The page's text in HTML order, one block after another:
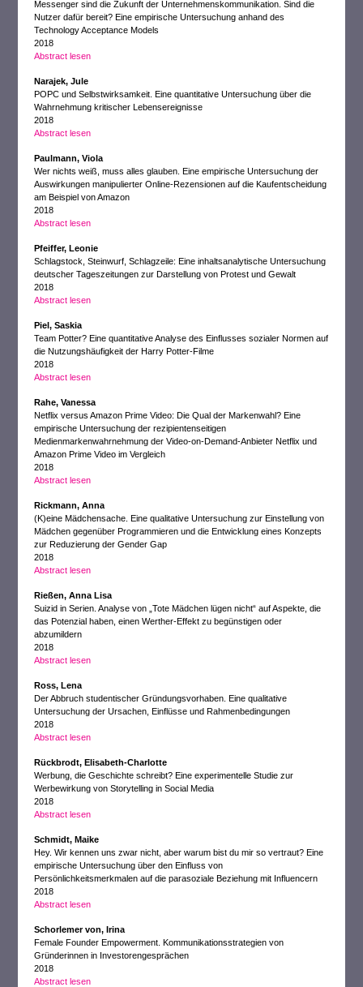
Messenger sind die Zukunft der Unternehmenskommunikation. Sind die
Nutzer dafür bereit? Eine empirische Untersuchung anhand des
Technology Acceptance Models
2018
Abstract lesen
Narajek, Jule
POPC und Selbstwirksamkeit. Eine quantitative Untersuchung über die
Wahrnehmung kritischer Lebensereignisse
2018
Abstract lesen
Paulmann, Viola
Wer nichts weiß, muss alles glauben. Eine empirische Untersuchung der
Auswirkungen manipulierter Online-Rezensionen auf die Kaufentscheidung
am Beispiel von Amazon
2018
Abstract lesen
Pfeiffer, Leonie
Schlagstock, Steinwurf, Schlagzeile: Eine inhaltsanalytische Untersuchung
deutscher Tageszeitungen zur Darstellung von Protest und Gewalt
2018
Abstract lesen
Piel, Saskia
Team Potter? Eine quantitative Analyse des Einflusses sozialer Normen auf
die Nutzungshäufigkeit der Harry Potter-Filme
2018
Abstract lesen
Rahe, Vanessa
Netflix versus Amazon Prime Video: Die Qual der Markenwahl? Eine
empirische Untersuchung der rezipientenseitigen
Medienmarkenwahrnehmung der Video-on-Demand-Anbieter Netflix und
Amazon Prime Video im Vergleich
2018
Abstract lesen
Rickmann, Anna
(K)eine Mädchensache. Eine qualitative Untersuchung zur Einstellung von
Mädchen gegenüber Programmieren und die Entwicklung eines Konzepts
zur Reduzierung der Gender Gap
2018
Abstract lesen
Rießen, Anna Lisa
Suizid in Serien. Analyse von „Tote Mädchen lügen nicht“ auf Aspekte, die
das Potenzial haben, einen Werther-Effekt zu begünstigen oder
abzumildern
2018
Abstract lesen
Ross, Lena
Der Abbruch studentischer Gründungsvorhaben. Eine qualitative
Untersuchung der Ursachen, Einflüsse und Rahmenbedingungen
2018
Abstract lesen
Rückbrodt, Elisabeth-Charlotte
Werbung, die Geschichte schreibt? Eine experimentelle Studie zur
Werbewirkung von Storytelling in Social Media
2018
Abstract lesen
Schmidt, Maike
Hey. Wir kennen uns zwar nicht, aber warum bist du mir so vertraut? Eine
empirische Untersuchung über den Einfluss von
Persönlichkeitsmerkmalen auf die parasoziale Beziehung mit Influencern
2018
Abstract lesen
Schorlemer von, Irina
Female Founder Empowerment. Kommunikationsstrategien von
Gründerinnen in Investorengesprächen
2018
Abstract lesen